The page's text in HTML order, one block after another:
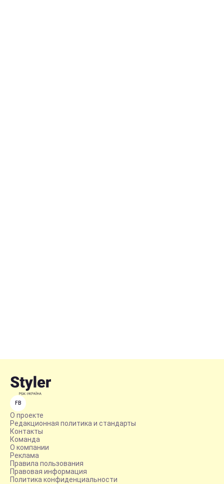
FB
О проекте
Редакционная политика и стандарты
Контакты
Команда
О компании
Реклама
Правила пользования
Правовая информация
Политика конфиденциальности